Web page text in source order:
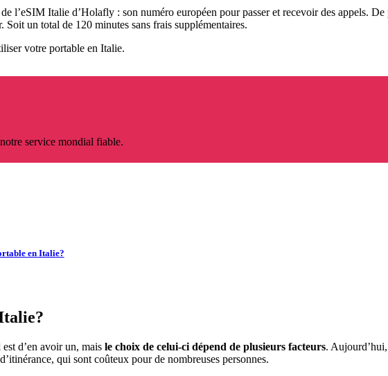
l’eSIM Italie d’Holafly : son numéro européen pour passer et recevoir des appels.
un total de 120 minutes sans frais supplémentaires.
votre portable en Italie.
service mondial fiable.
en Italie?
d’en avoir un, mais le choix de celui-ci dépend de plusieurs facteurs.
qui sont coûteux pour de nombreuses personnes.